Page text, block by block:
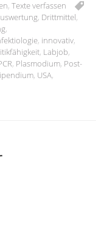
,Texte verfassen
, Drittmittel,
,
, innovativ,
, Labjob,
, Plasmodium, Post-
, USA,